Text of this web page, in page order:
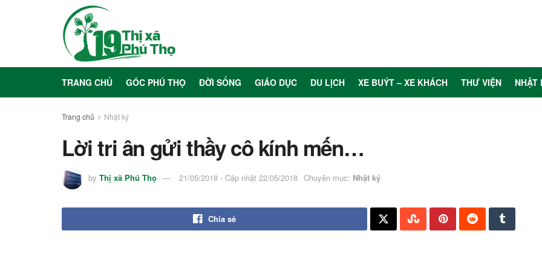
TRANG CHỦ GÓC PHÚ THỌ ĐỜI SỐNG GIÁO DỤC DU LỊCH XE BUÝT – XE KHÁCH THƯ VIỆN NHẬT
Trang chủ Nhật ký
Lời tri ân gửi thầy cô kính mến…
by Thị xã Phú Thọ 21/05/2018 - Cập nhật 22/05/2018 Chuyên mục: Nhật ký
Chia sẻ